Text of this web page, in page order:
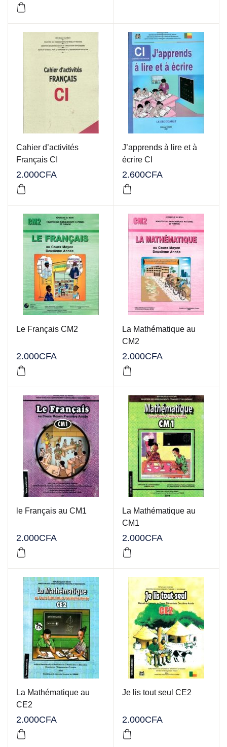
Cahier d’activités
Français CI
2.000CFA
J’apprends à lire et à
écrire CI
2.600CFA
Le Français CM2
2.000CFA
La Mathématique au
CM2
2.000CFA
le Français au CM1
2.000CFA
La Mathématique au
CM1
2.000CFA
La Mathématique au
CE2
2.000CFA
Je lis tout seul CE2
2.000CFA